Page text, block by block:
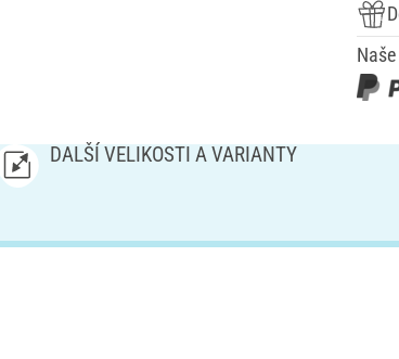
DALŠÍ VELIKOSTI A VARIANTY